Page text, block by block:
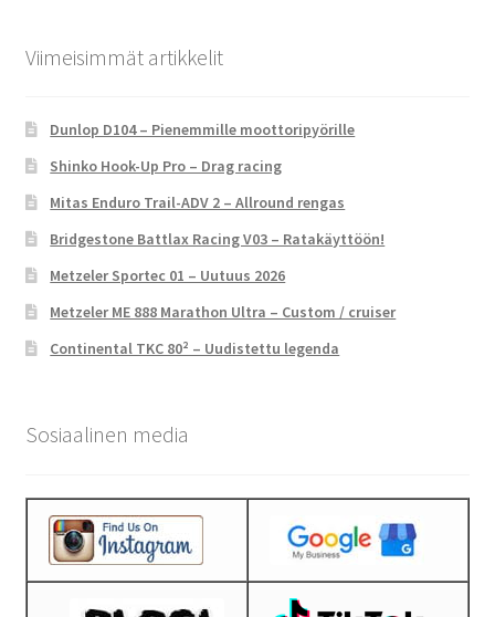
Viimeisimmät artikkelit
Dunlop D104 – Pienemmille moottoripyörille
Shinko Hook-Up Pro – Drag racing
Mitas Enduro Trail-ADV 2 – Allround rengas
Bridgestone Battlax Racing V03 – Ratakäyttöön!
Metzeler Sportec 01 – Uutuus 2026
Metzeler ME 888 Marathon Ultra – Custom / cruiser
Continental TKC 80² – Uudistettu legenda
Sosiaalinen media